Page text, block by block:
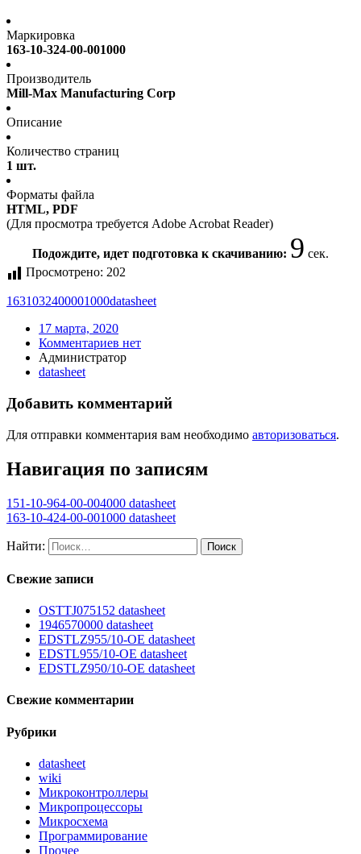
Маркировка
163-10-324-00-001000
Производитель
Mill-Max Manufacturing Corp
Описание
Количество страниц
1 шт.
Форматы файла
HTML, PDF
(Для просмотра требуется Adobe Acrobat Reader)
Подождите, идет подготовка к скачиванию: 9 сек.
Просмотрено: 202
1631032400001000datasheet
17 марта, 2020
Комментариев нет
Администратор
datasheet
Добавить комментарий
Для отправки комментария вам необходимо авторизоваться.
Навигация по записям
151-10-964-00-004000 datasheet
163-10-424-00-001000 datasheet
Найти:
Свежие записи
OSTTJ075152 datasheet
1946570000 datasheet
EDSTLZ955/10-OE datasheet
EDSTL955/10-OE datasheet
EDSTLZ950/10-OE datasheet
Свежие комментарии
Рубрики
datasheet
wiki
Микроконтроллеры
Микропроцессоры
Микросхема
Программирование
Прочее